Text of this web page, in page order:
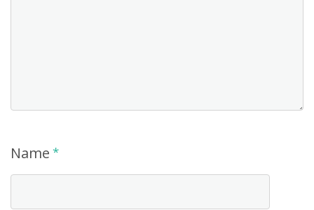
Name *